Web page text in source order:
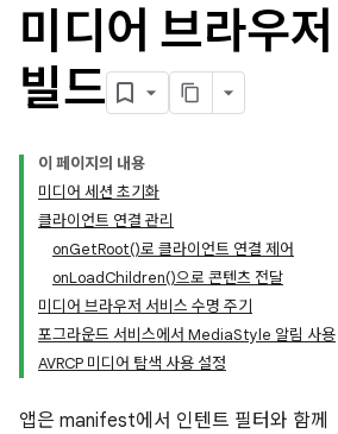
미디어 브라우
빌드
이 페이지의 내용
미디어 세션 초기화
클라이언트 연결 관리
onGetRoot()로 클라이언트 연결 제어
onLoadChildren()으로 콘텐츠 전달
미디어 브라우저 서비스 수명 주기
포그라운드 서비스에서 MediaStyle 알림 사용
AVRCP 미디어 탐색 사용 설정
앱은 manifest에서 인텐트 필터와 함께